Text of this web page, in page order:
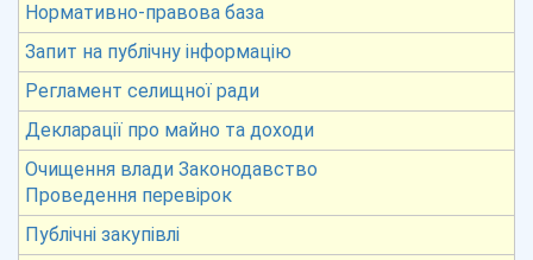
Нормативно-правова база
Запит на публічну інформацію
Регламент селищної ради
Декларації про майно та доходи
Очищення влади Законодавство
Проведення перевірок
Публічні закупівлі